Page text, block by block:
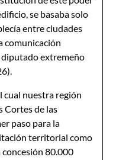
se basaba solo
entre ciudades
comunicación
extremeño
cual nuestra región
Cortes de las
paso para la
territorial como
80.000